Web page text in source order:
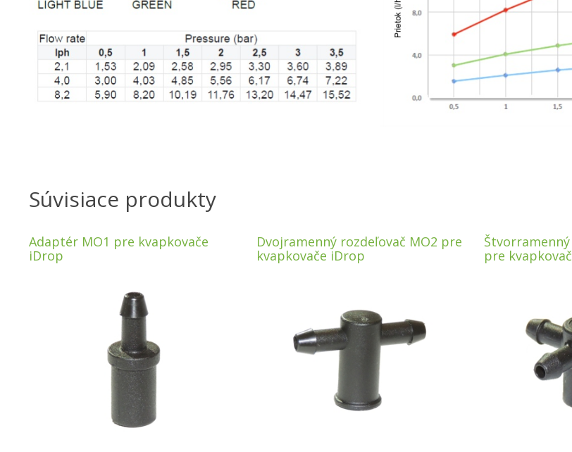
Súvisiace produkty
Adaptér MO1 pre kvapkovače
iDrop
Dvojramenný rozdeľovač MO2 pre
kvapkovače iDrop
pre